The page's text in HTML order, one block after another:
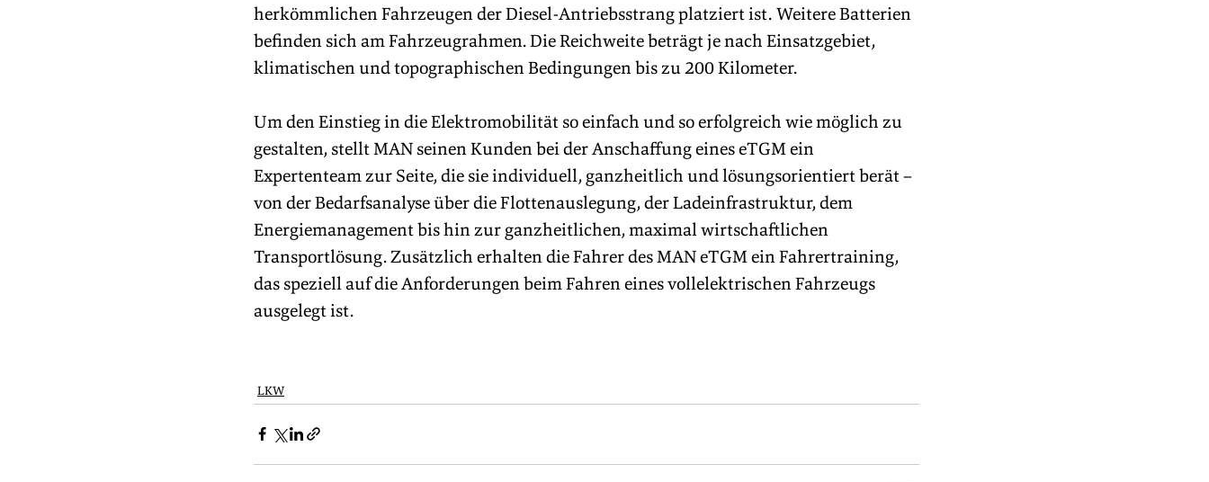
herkömmlichen Fahrzeugen der Diesel-Antriebsstrang platziert ist. Weitere Batterien
befinden sich am Fahrzeugrahmen. Die Reichweite beträgt je nach Einsatzgebiet,
klimatischen und topographischen Bedingungen bis zu 200 Kilometer.
Um den Einstieg in die Elektromobilität so einfach und so erfolgreich wie möglich zu
gestalten, stellt MAN seinen Kunden bei der Anschaffung eines eTGM ein
Expertenteam zur Seite, die sie individuell, ganzheitlich und lösungsorientiert berät –
von der Bedarfsanalyse über die Flottenauslegung, der Ladeinfrastruktur, dem
Energiemanagement bis hin zur ganzheitlichen, maximal wirtschaftlichen
Transportlösung. Zusätzlich erhalten die Fahrer des MAN eTGM ein Fahrertraining,
das speziell auf die Anforderungen beim Fahren eines vollelektrischen Fahrzeugs
ausgelegt ist.
LKW